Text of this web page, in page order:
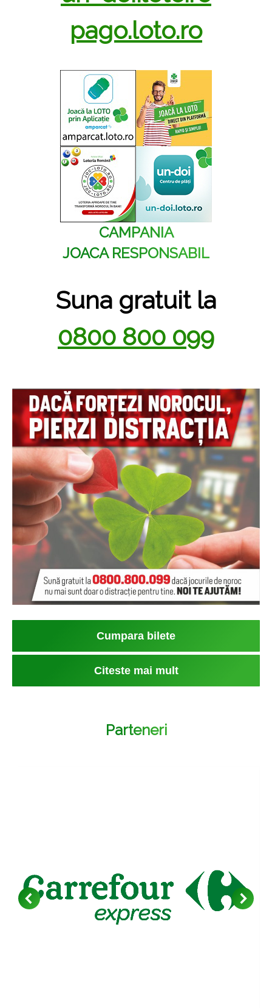
pago.loto.ro
CAMPANIA
JOACA RESPONSABIL
Suna gratuit la
0800 800 099
Cumpara bilete
Citeste mai mult
Parteneri